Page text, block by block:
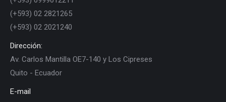
(+593) 02 2821265
(+593) 02 2021240
Dirección:
Av. Carlos Mantilla OE7-140 y Los Cipreses
Quito - Ecuador
E-mail